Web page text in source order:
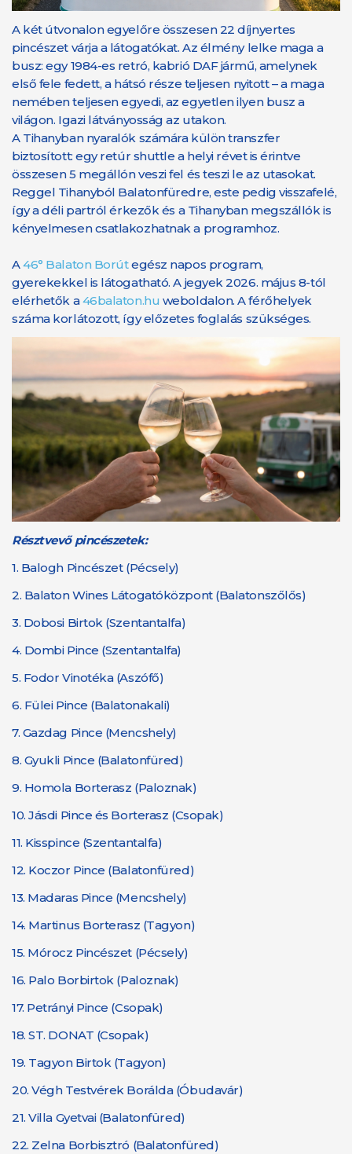
A két útvonalon egyelőre összesen 22 díjnyertes
pincészet várja a látogatókat. Az élmény lelke maga a
busz: egy 1984-es retró, kabrió DAF jármű, amelynek
első fele fedett, a hátsó része teljesen nyitott – a maga
nemében teljesen egyedi, az egyetlen ilyen busz a
világon. Igazi látványosság az utakon.
A Tihanyban nyaralók számára külön transzfer
biztosított: egy retúr shuttle a helyi révet is érintve
összesen 5 megállón veszi fel és teszi le az utasokat.
Reggel Tihanyból Balatonfüredre, este pedig visszafelé,
így a déli partról érkezők és a Tihanyban megszállók is
kényelmesen csatlakozhatnak a programhoz.
A46° Balaton Borútegész napos program,
gyerekekkel is látogatható. A jegyek 2026. május 8-tól
elérhetők a46balaton.hu weboldalon. A férőhelyek
száma korlátozott, így előzetes foglalás szükséges.
Résztvevő pincészetek:
1. Balogh Pincészet (Pécsely)
2. Balaton Wines Látogatóközpont (Balatonszőlős)
3. Dobosi Birtok (Szentantalfa)
4. Dombi Pince (Szentantalfa)
5. Fodor Vinotéka (Aszófő)
6. Fülei Pince (Balatonakali)
7. Gazdag Pince (Mencshely)
8. Gyukli Pince (Balatonfüred)
9. Homola Borterasz (Paloznak)
10.Jásdi Pince és Borterasz (Csopak)
11. Kisspince (Szentantalfa)
12. Koczor Pince (Balatonfüred)
13. Madaras Pince (Mencshely)
14. Martinus Borterasz (Tagyon)
15. Mórocz Pincészet (Pécsely)
16. Palo Borbirtok (Paloznak)
17. Petrányi Pince (Csopak)
18.ST. DONAT (Csopak)
19. Tagyon Birtok (Tagyon)
20.Végh Testvérek Borálda (Óbudavár)
21.Villa Gyetvai (Balatonfüred)
22. Zelna Borbisztró (Balatonfüred)